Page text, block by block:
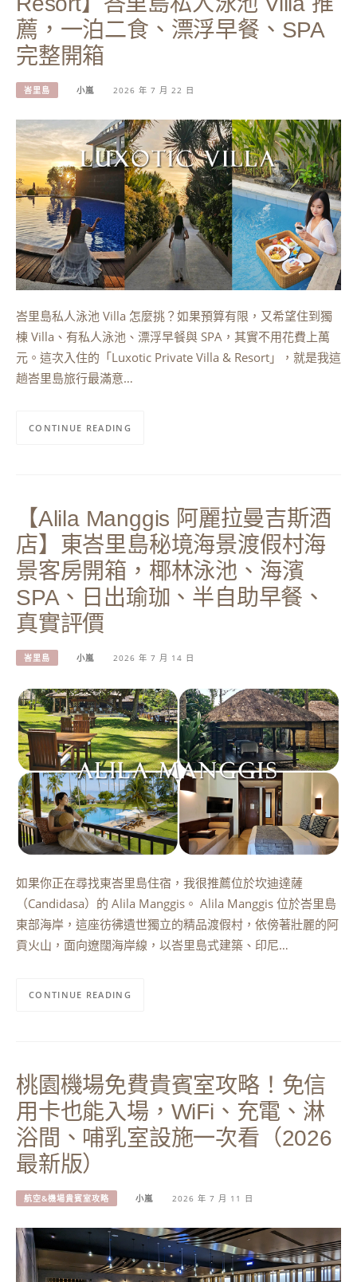
薦，一泊二食、漂浮早餐、SPA
完整開箱
峇里島 小嵐 2026 年 7 月 22 日
峇里島私人泳池 Villa 怎麼挑？如果預算有限，又希望住到獨
棟 Villa、有私人泳池、漂浮早餐與 SPA，其實不用花費上萬
元。這次入住的「Luxotic Private Villa & Resort」，就是我這
趟峇里島旅行最滿意…
CONTINUE READING
【Alila Manggis 阿麗拉曼吉斯酒
店】東峇里島秘境海景渡假村海
景客房開箱，椰林泳池、海濱
SPA、日出瑜珈、半自助早餐、
真實評價
峇里島 小嵐 2026 年 7 月 14 日
如果你正在尋找東峇里島住宿，我很推薦位於坎迪達薩
（Candidasa）的 Alila Manggis。 Alila Manggis 位於峇里島
東部海岸，這座彷彿遺世獨立的精品渡假村，依傍著壯麗的阿
貢火山，面向遼闊海岸線，以峇里島式建築、印尼…
CONTINUE READING
桃園機場免費貴賓室攻略！免信
用卡也能入場，WiFi、充電、淋
浴間、哺乳室設施一次看（2026
最新版）
航空&機場貴賓室攻略 小嵐 2026 年 7 月 11 日